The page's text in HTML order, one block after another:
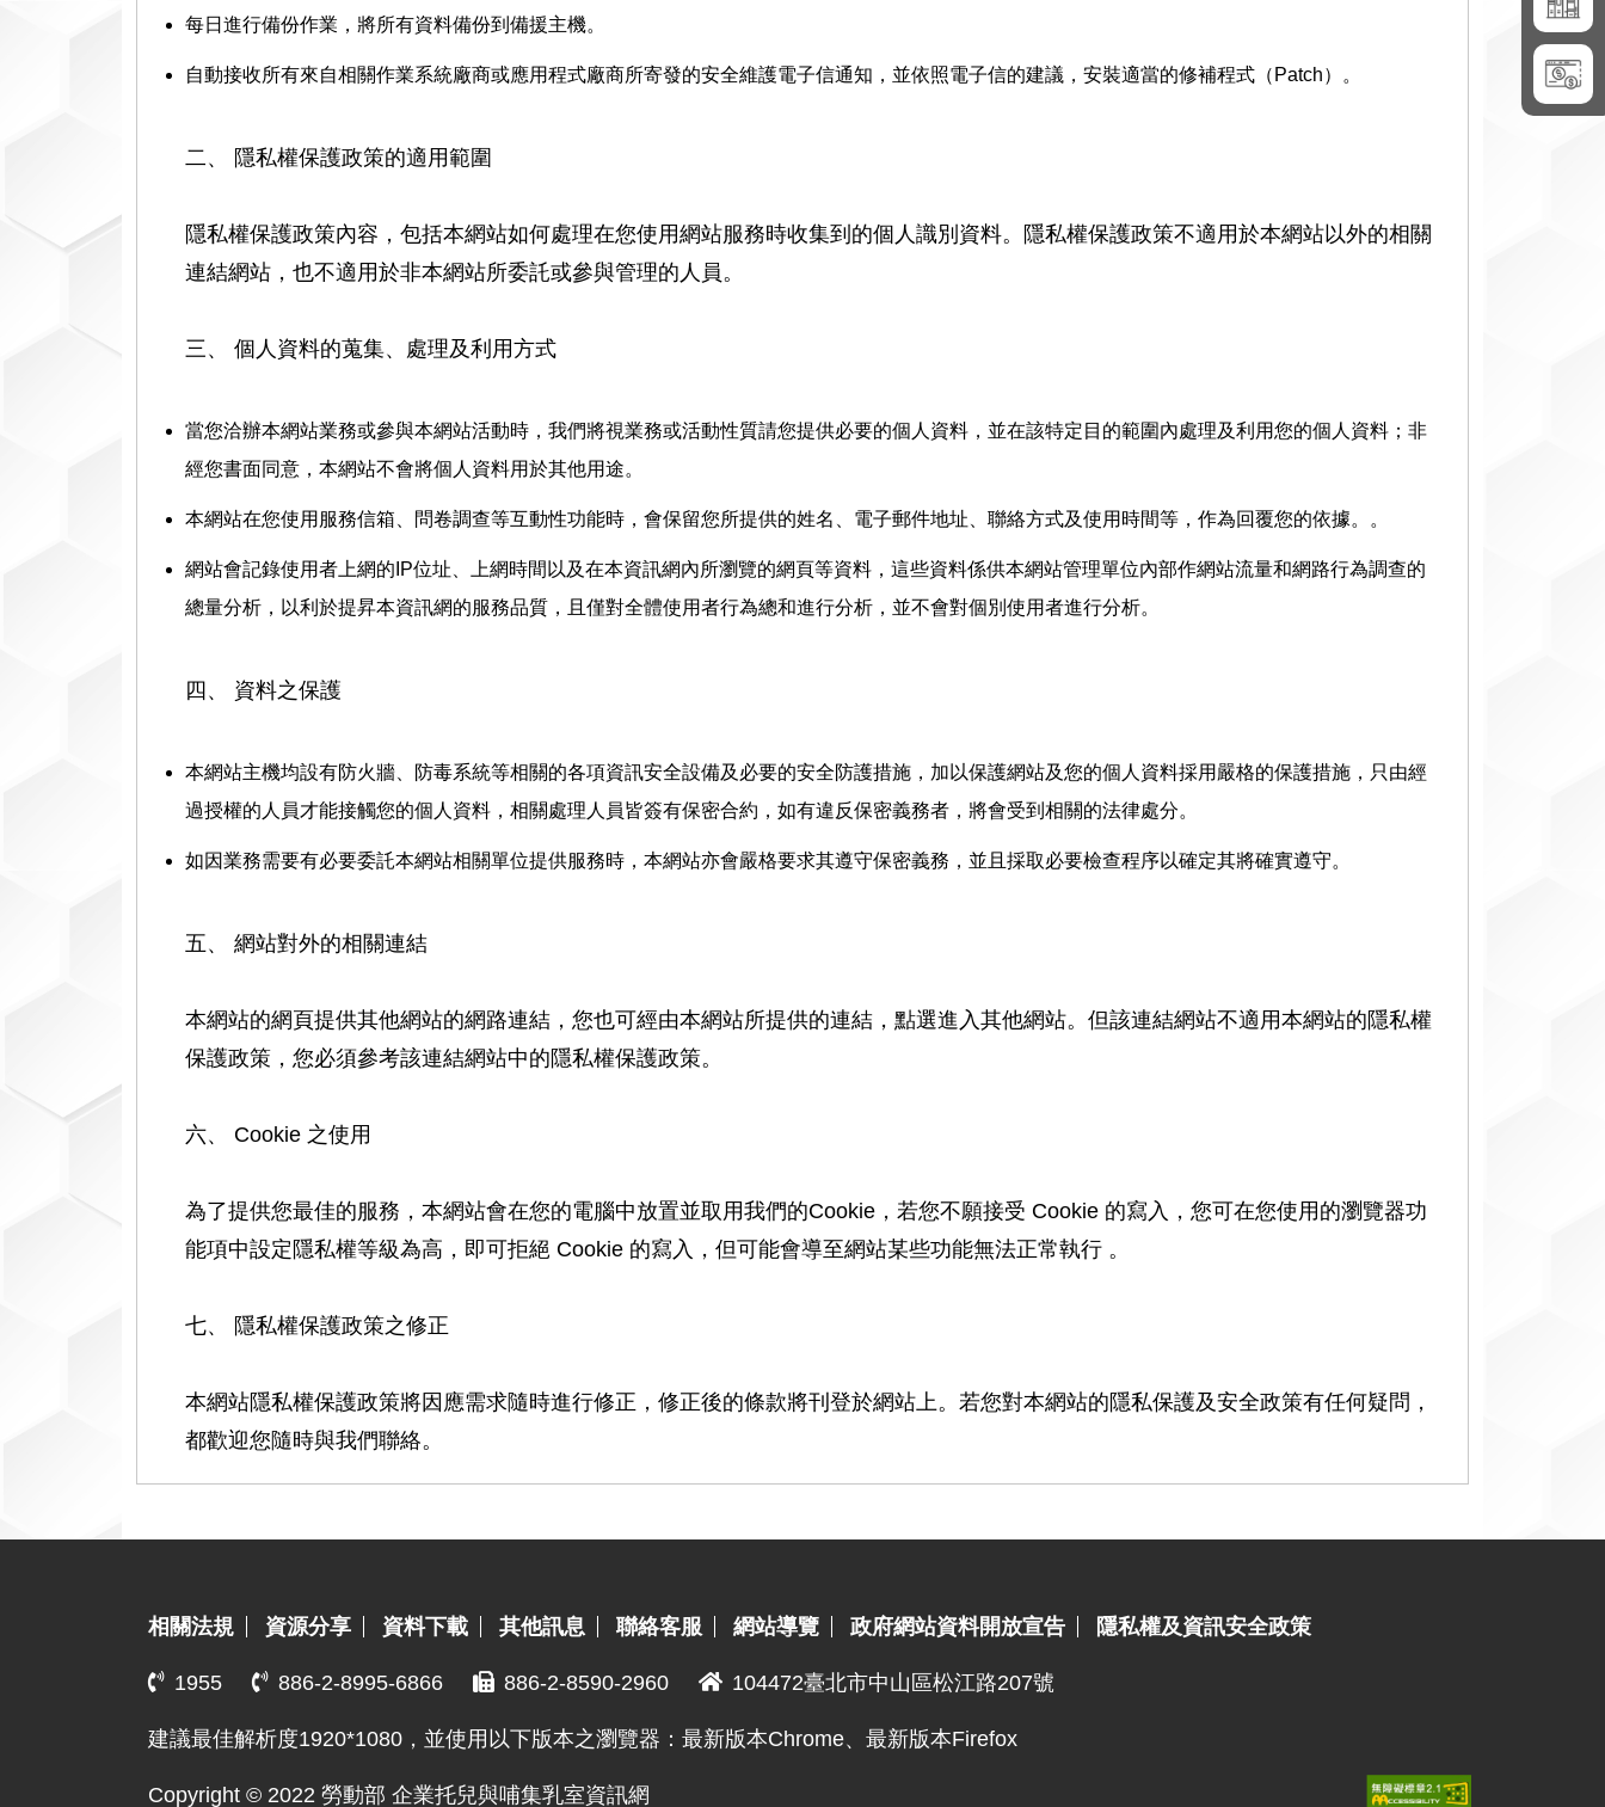
每日進行備份作業，將所有資料備份到備援主機。
自動接收所有來自相關作業系統廠商或應用程式廠商所寄發的安全維護電子信通知，並依照電子信的建議，安裝適當的修補程式（Patch）。
二、 隱私權保護政策的適用範圍
隱私權保護政策內容，包括本網站如何處理在您使用網站服務時收集到的個人識別資料。隱私權保護政策不適用於本網站以外的相關
連結網站，也不適用於非本網站所委託或參與管理的人員。
三、 個人資料的蒐集、處理及利用方式
當您洽辦本網站業務或參與本網站活動時，我們將視業務或活動性質請您提供必要的個人資料，並在該特定目的範圍內處理及利用您的個人資料；非
經您書面同意，本網站不會將個人資料用於其他用途。
本網站在您使用服務信箱、問卷調查等互動性功能時，會保留您所提供的姓名、電子郵件地址、聯絡方式及使用時間等，作為回覆您的依據。。
網站會記錄使用者上網的IP位址、上網時間以及在本資訊網內所瀏覽的網頁等資料，這些資料係供本網站管理單位內部作網站流量和網路行為調查的
總量分析，以利於提昇本資訊網的服務品質，且僅對全體使用者行為總和進行分析，並不會對個別使用者進行分析。
四、 資料之保護
本網站主機均設有防火牆、防毒系統等相關的各項資訊安全設備及必要的安全防護措施，加以保護網站及您的個人資料採用嚴格的保護措施，只由經
過授權的人員才能接觸您的個人資料，相關處理人員皆簽有保密合約，如有違反保密義務者，將會受到相關的法律處分。
如因業務需要有必要委託本網站相關單位提供服務時，本網站亦會嚴格要求其遵守保密義務，並且採取必要檢查程序以確定其將確實遵守。
五、 網站對外的相關連結
本網站的網頁提供其他網站的網路連結，您也可經由本網站所提供的連結，點選進入其他網站。但該連結網站不適用本網站的隱私權
保護政策，您必須參考該連結網站中的隱私權保護政策。
六、 Cookie 之使用
為了提供您最佳的服務，本網站會在您的電腦中放置並取用我們的Cookie，若您不願接受 Cookie 的寫入，您可在您使用的瀏覽器功
能項中設定隱私權等級為高，即可拒絕 Cookie 的寫入，但可能會導至網站某些功能無法正常執行 。
七、 隱私權保護政策之修正
本網站隱私權保護政策將因應需求隨時進行修正，修正後的條款將刊登於網站上。若您對本網站的隱私保護及安全政策有任何疑問，
都歡迎您隨時與我們聯絡。
:::
相關法規 資源分享 資料下載 其他訊息 聯絡客服 網站導覽 政府網站資料開放宣告 隱私權及資訊安全政策
1955 886-2-8995-6866 886-2-8590-2960 104472臺北市中山區松江路207號
建議最佳解析度1920*1080，並使用以下版本之瀏覽器：最新版本Chrome、最新版本Firefox
Copyright © 2022 勞動部 企業托兒與哺集乳室資訊網